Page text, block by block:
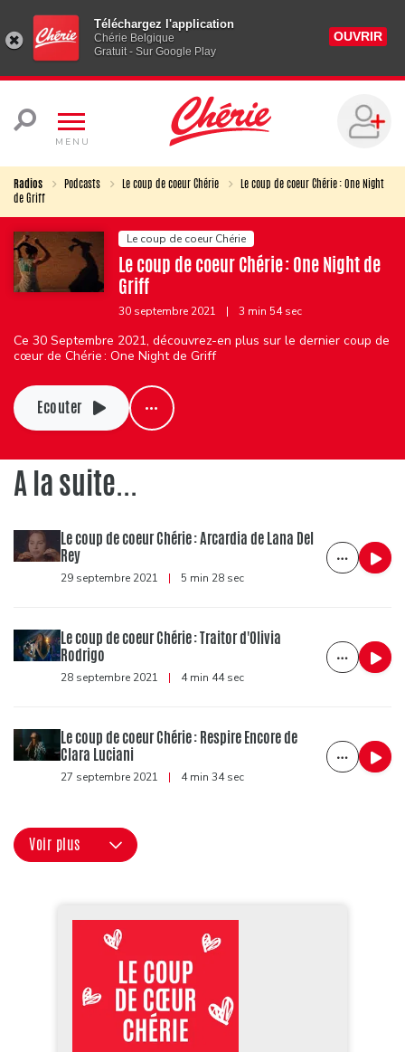
Téléchargez l'application
Chérie Belgique
Gratuit - Sur Google Play
OUVRIR
MENU
Radios Podcasts Le coup de coeur Chérie
Le coup de coeur Chérie : One Night
de Griff
Le coup de coeur Chérie
Le coup de coeur Chérie : One Night de
Griff
30 septembre 2021 | 3 min 54 sec
Ce 30 Septembre 2021, découvrez-en plus sur le dernier coup de
cœur de Chérie : One Night de Griff
Ecouter
A la suite...
Le coup de coeur Chérie : Arcardia de Lana Del
Rey
29 septembre 2021 | 5 min 28 sec
Le coup de coeur Chérie : Traitor d'Olivia
Rodrigo
28 septembre 2021 | 4 min 44 sec
Le coup de coeur Chérie : Respire Encore de
Clara Luciani
27 septembre 2021 | 4 min 34 sec
Voir plus